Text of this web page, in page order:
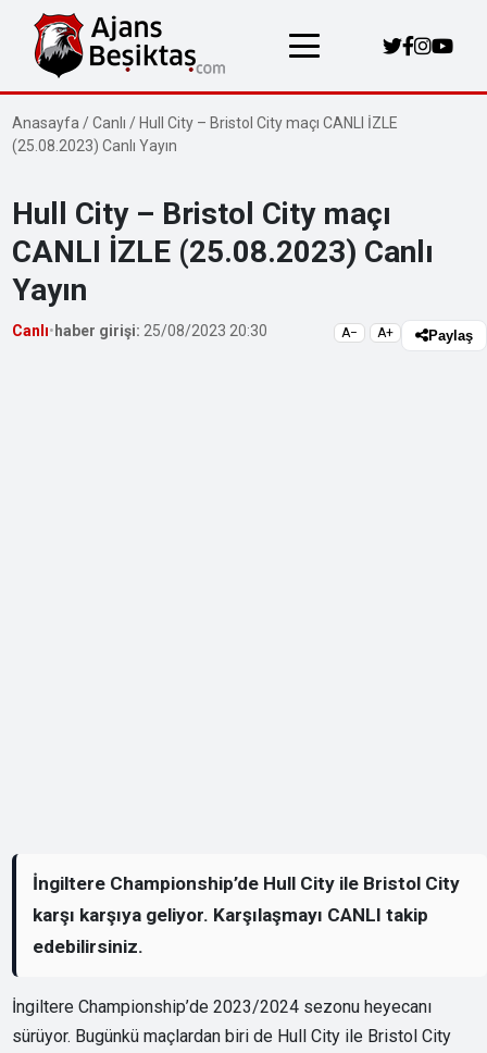
Anasayfa /Canlı / Hull City – Bristol City maçı CANLI İZLE
(25.08.2023) Canlı Yayın
Hull City – Bristol City maçı
CANLI İZLE (25.08.2023) Canlı
Yayın
Canlı• haber girişi: 25/08/2023 20:30 A− A+ Paylaş
İngiltere Championship’de Hull City ile Bristol City
karşı karşıya geliyor. Karşılaşmayı CANLI takip
edebilirsiniz.
İngiltere Championship’de 2023/2024 sezonu heyecanı
sürüyor. Bugünkü maçlardan biri de Hull City ile Bristol City